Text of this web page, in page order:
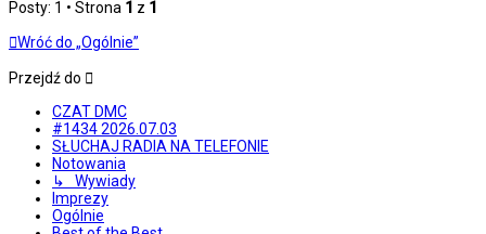
Posty: 1 • Strona 1 z 1
Wróć do „Ogólnie”
Przejdź do
CZAT DMC
#1434 2026.07.03
SŁUCHAJ RADIA NA TELEFONIE
Notowania
↳ Wywiady
Imprezy
Ogólnie